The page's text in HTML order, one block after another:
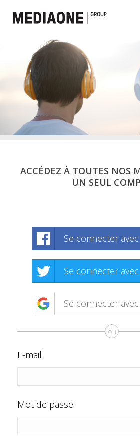
ACCÉDEZ À TOUTES NOS
UN SEUL
Se connecter
Se connecter
Se connecter
ou
E-mail
Mot de passe